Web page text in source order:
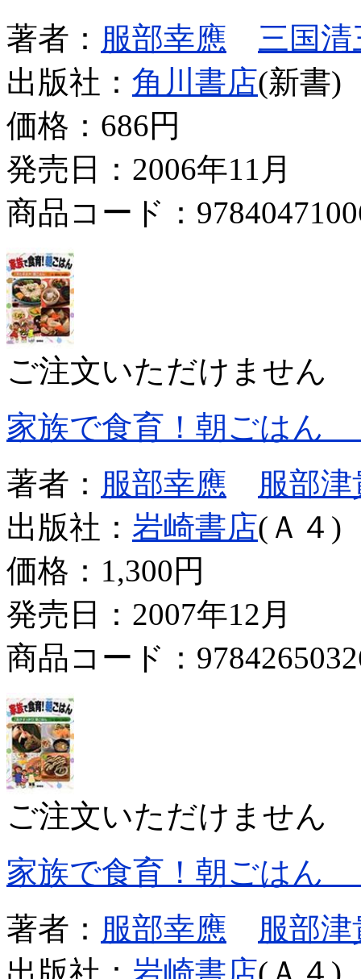
著者： 服部幸應
三国清
出版社： 角川書店(新書)
価格： 686円
発売日：2006年11月
商品コード：
ご注文いただけません
家族で食育！朝ごはん
著者： 服部幸應
服部
出版社： 岩崎書店(Ａ４)
価格： 1,300円
発売日：2007年12月
商品コード：
ご注文いただけません
家族で食育！朝ごはん
著者： 服部幸應
服部
出版社： 岩崎書店(Ａ４)